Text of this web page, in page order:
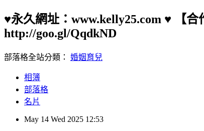
♥永久網址：www.kelly25.com ♥ 【
http://goo.gl/QqdkND
部落格全站分類： 婚姻育兒
相簿
部落格
名片
May 14 Wed 2025 12:53